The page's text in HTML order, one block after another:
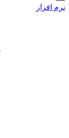
نرم افزار